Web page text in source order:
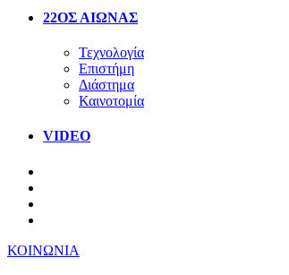
22ΟΣ ΑΙΩΝΑΣ
Τεχνολογία
Επιστήμη
Διάστημα
Καινοτομία
VIDEO
ΚΟΙΝΩΝΙΑ